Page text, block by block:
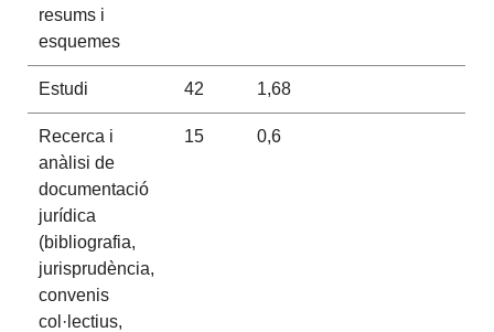
resums i
esquemes
Estudi 42 1,68
Recerca i
anàlisi de
documentació
jurídica
(bibliografia,
jurisprudència,
convenis
col·lectius,
15 0,6